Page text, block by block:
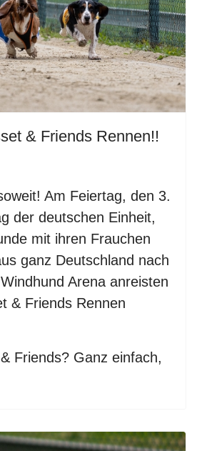
& Friends Rennen!!
Am Feiertag, den 3.
der deutschen Einheit,
mit ihren Frauchen
ganz Deutschland nach
Arena anreisten
& Friends Rennen
Friends? Ganz einfach,